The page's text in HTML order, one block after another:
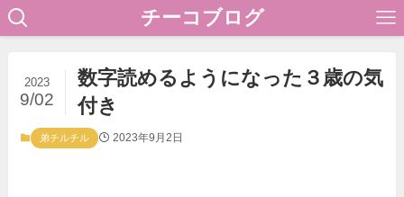
チーコブログ
数字読めるようになった３歳の気
付き
2023
9/02
弟チルチル 2023年9月2日